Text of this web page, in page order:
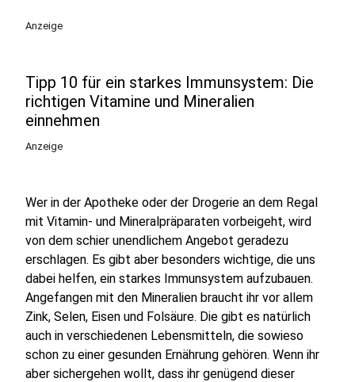
Anzeige
Tipp 10 für ein starkes Immunsystem: Die
richtigen Vitamine und Mineralien
einnehmen
Anzeige
Wer in der Apotheke oder der Drogerie an dem Regal
mit Vitamin- und Mineralpräparaten vorbeigeht, wird
von dem schier unendlichem Angebot geradezu
erschlagen. Es gibt aber besonders wichtige, die uns
dabei helfen, ein starkes Immunsystem aufzubauen.
Angefangen mit den Mineralien braucht ihr vor allem
Zink, Selen, Eisen und Folsäure. Die gibt es natürlich
auch in verschiedenen Lebensmitteln, die sowieso
schon zu einer gesunden Ernährung gehören. Wenn ihr
aber sichergehen wollt, dass ihr genügend dieser